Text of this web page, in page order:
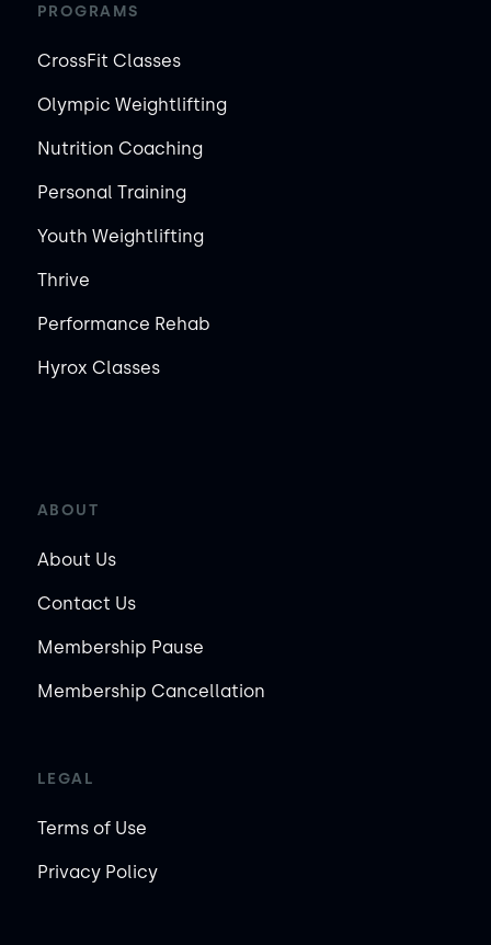
PROGRAMS
CrossFit Classes
Olympic Weightlifting
Nutrition Coaching
Personal Training
Youth Weightlifting
Thrive
Performance Rehab
Hyrox Classes
ABOUT
About Us
Contact Us
Membership Pause
Membership Cancellation
LEGAL
Terms of Use
Privacy Policy